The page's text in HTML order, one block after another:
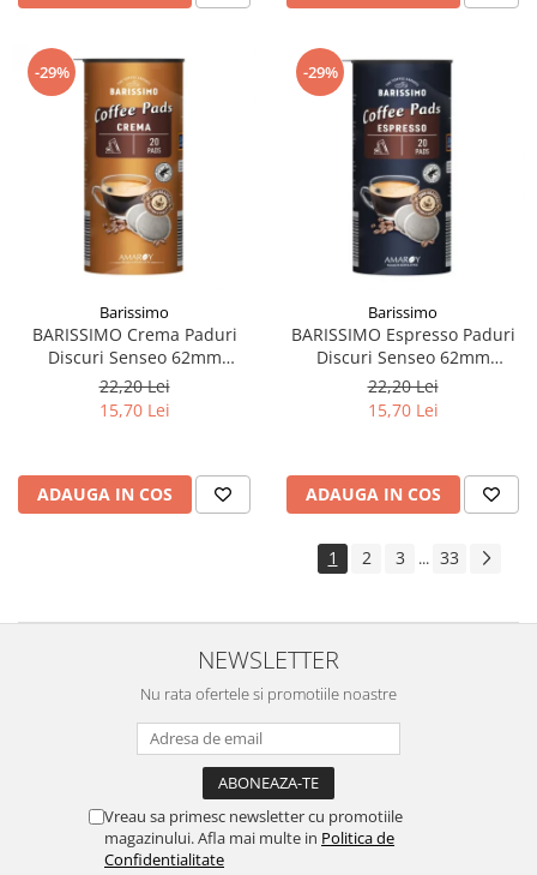
-29%
Barissimo
BARISSIMO Crema Paduri
Discuri Senseo 62mm
Monodoze 20buc 140g
22,20 Lei
15,70 Lei
ADAUGA IN COS
-29%
Barissimo
BARISSIMO Espresso Paduri
Discuri Senseo 62mm
Monodoze 20buc 140g
22,20 Lei
15,70 Lei
ADAUGA IN COS
1 2 3 ... 33
NEWSLETTER
Nu rata ofertele si promotiile noastre
Vreau sa primesc newsletter cu promotiile
magazinului. Afla mai multe in Politica de
Confidentialitate